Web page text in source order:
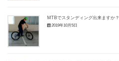
MTBでスタンディング出来ますか？
2019年10月5日